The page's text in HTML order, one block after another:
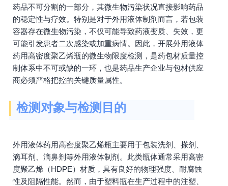
药品不可分割的一部分，其微生物污染状况直接影响药品
的稳定性与疗效。特别是对于外用液体制剂而言，若包装
容器存在微生物污染，不仅可能导致药液变质、失效，更
可能引发患者二次感染或加重病情。因此，开展外用液体
药用高密度聚乙烯瓶的微生物限度检测，是药包材质量控
制体系中不可或缺的一环，也是药品生产企业与包材供应
商必须严格把控的关键质量属性。
检测对象与检测目的
外用液体药用高密度聚乙烯瓶主要用于包装洗剂、搽剂、
滴耳剂、滴鼻剂等外用液体制剂。此类瓶体通常采用高密
度聚乙烯（HDPE）材质，具有良好的物理强度、耐腐蚀
性及阻隔性能。然而，由于塑料瓶在生产过程中的注塑、